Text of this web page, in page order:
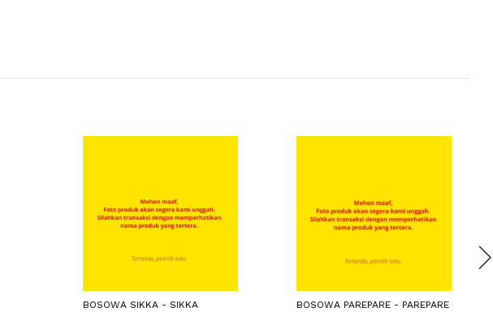
BOSOWA SIKKA - SIKKA BOSOWA PAREPARE - PAREPARE